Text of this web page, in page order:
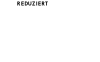
REDUZIERT